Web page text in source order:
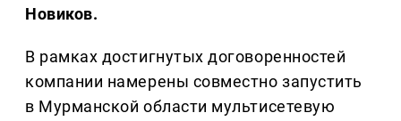
Новиков.
В рамках достигнутых договоренностей
компании намерены совместно запустить
в Мурманской области мультисетевую